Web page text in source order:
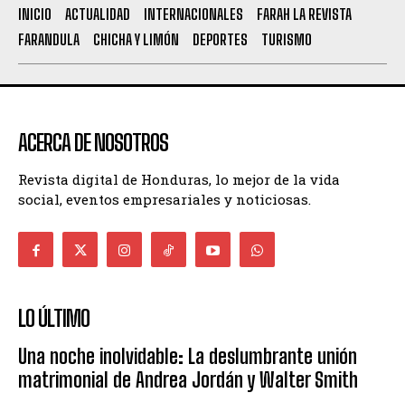
INICIO ACTUALIDAD INTERNACIONALES
FARAH LA REVISTA
FARANDULA
CHICHA Y LIMÓN DEPORTES TURISMO
ACERCA DE NOSOTROS
Revista digital de Honduras, lo mejor de la vida
social, eventos empresariales y noticiosas.
LO ÚLTIMO
Una noche inolvidable: La deslumbrante unión
matrimonial de Andrea Jordán y Walter Smith